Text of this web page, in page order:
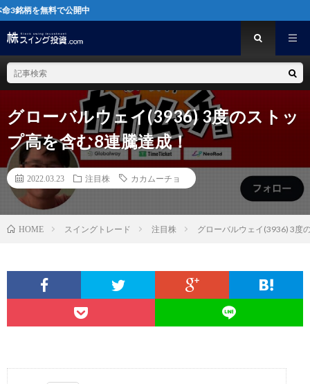
で公開中
グローバルウェイ(3936) 3度のストッ
プ高を含む8連騰達成！
2022.03.23 注目株 カカムーチョ
HOME スイングトレード 注目株 グローバルウェイ(3936) 3度